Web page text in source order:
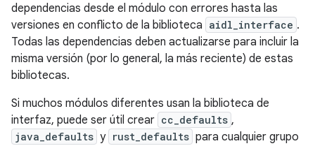
dependencias desde el módulo con errores hasta las
versiones en conflicto de la biblioteca aidl_interface .
Todas las dependencias deben actualizarse para incluir la
misma versión (por lo general, la más reciente) de estas
bibliotecas.
Si muchos módulos diferentes usan la biblioteca de
interfaz, puede ser útil crear cc_defaults ,
java_defaults y rust_defaults para cualquier grupo